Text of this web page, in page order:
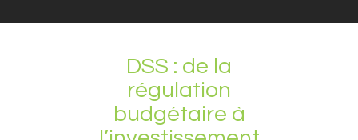
DSS : de la
régulation
budgétaire à